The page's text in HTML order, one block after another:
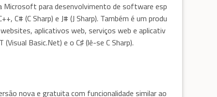
Microsoft para desenvolvimento de software esp
C# (C Sharp) e J# (J Sharp). Também é um produ
aplicativos web, serviços web e aplicativ
Basic.Net) e o C♯ (lê-se C Sharp).
nova e gratuita com funcionalidade similar ao